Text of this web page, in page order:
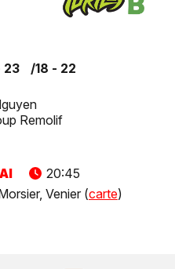
23 18 - 22
Remolif
20:45
Venier (carte)